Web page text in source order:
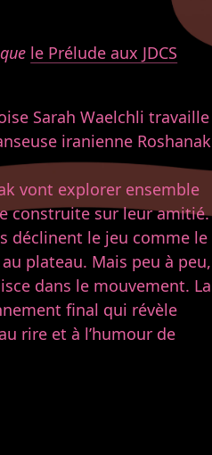
le Prélude aux JDCS
Sarah Waelchli travaille
iranienne Roshanak
vont explorer ensemble
construite sur leur amitié.
déclinent le jeu comme le
plateau. Mais peu à peu,
dans le mouvement. La
final qui révèle
rire et à l’humour de